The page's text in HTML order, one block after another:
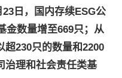
日，国内存续ESG公
金数量增至669只；从
超230只的数量和2200
治理和社会责任类基